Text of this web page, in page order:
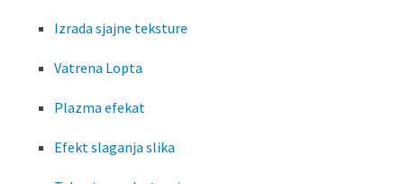
Izrada sjajne teksture
Vatrena Lopta
Plazma efekat
Efekt slaganja slika